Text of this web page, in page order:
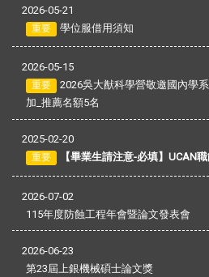
2026-05-21
重要 學位服借用須知
2026-05-15
重要
2026吳大猷科學營敬邀國內學
加_推薦名額5名
2025-02-20
重要 【畢業生請注意-必填】UCAN
2026-07-02
115年度防蝕工程年會暨論文發表會
2026-06-23
第23屆上銀機械碩士論文獎